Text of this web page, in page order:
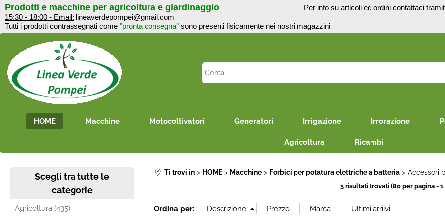
Prodotti e macchine per agricoltura e giardinaggio Per info su articoli ed ordini contattaci
15:30 - 18:00 - Email: lineaverdepompei@gmail.com
Tutti i prodotti contrassegnati come "pronta consegna" sono presenti fisicamente nei
il
poi
HOME Macchine Motocoltivatori Generatori Irrigazione Irrorazione
Agricoltura Ricambi
Scegli tra tutte le
categorie
Agricoltura (435)
Ti trovi in HOME Macchine Forbici per potatura elettriche a batteria Accessori
5 risultati trovati (80 per pagina -
Ordina per: